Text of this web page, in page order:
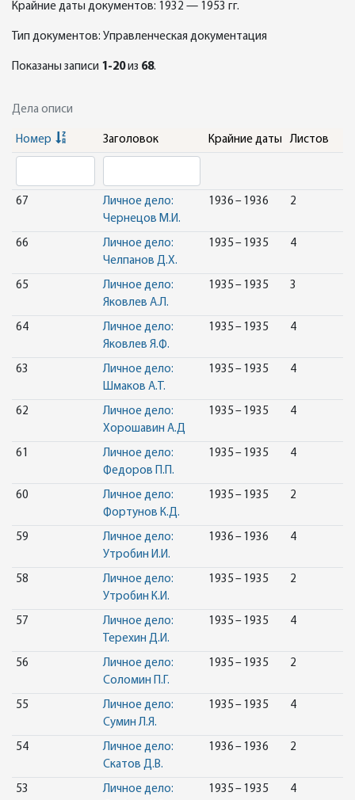
Крайние даты документов: 1932 — 1953 гг.
Тип документов: Управленческая документация
Показаны записи 1-20из 68.
Дела описи
Номер Заголовок Крайние даты Листов
67
Личное дело:
Чернецов М.И.
1936 – 1936 2
66
Личное дело:
Челпанов Д.Х.
1935 – 1935 4
65
Личное дело:
Яковлев А.Л.
1935 – 1935 3
64
Личное дело:
Яковлев Я.Ф.
1935 – 1935 4
63
Личное дело:
Шмаков А.Т.
1935 – 1935 4
62
Личное дело:
Хорошавин А.Д
1935 – 1935 4
61
Личное дело:
Федоров П.П.
1935 – 1935 4
60
Личное дело:
Фортунов К.Д.
1935 – 1935 2
59
Личное дело:
Утробин И.И.
1936 – 1936 4
58
Личное дело:
Утробин К.И.
1935 – 1935 2
57
Личное дело:
Терехин Д.И.
1935 – 1935 4
56
Личное дело:
Соломин П.Г.
1935 – 1935 2
55
Личное дело:
Сумин Л.Я.
1935 – 1935 4
54
Личное дело:
Скатов Д.В.
1936 – 1936 2
53
Личное дело:
1935 – 1935 4